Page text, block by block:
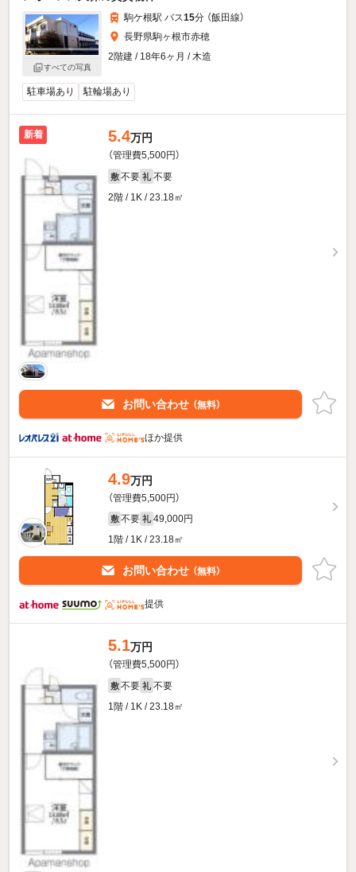
すべての写真
駒ケ根駅 バス15分 （飯田線）
長野県駒ヶ根市赤穂
2階建 / 18年6ヶ月 / 木造
駐車場あり 駐輪場あり
新着 5.4万円
（管理費5,500円）
敷 不要 礼 不要
2階 / 1K / 23.18㎡
お問い合わせ （無料）
ほか提供
4.9万円
（管理費5,500円）
敷 不要 礼 49,000円
1階 / 1K / 23.18㎡
お問い合わせ （無料）
提供
5.1万円
（管理費5,500円）
敷 不要 礼 不要
1階 / 1K / 23.18㎡